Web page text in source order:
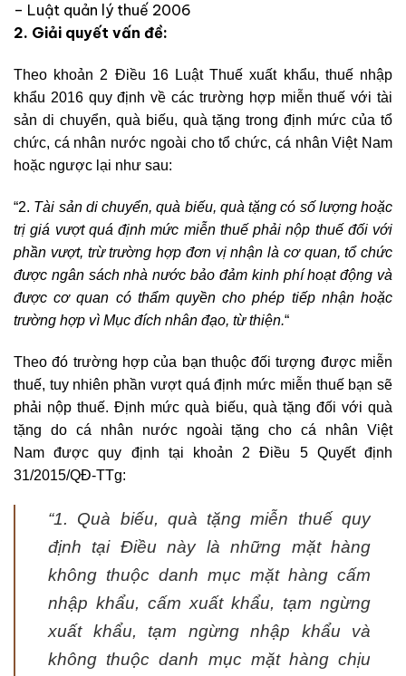
– Luật quản lý thuế 2006
2. Giải quyết vấn đề:
Theo khoản 2 Điều 16 Luật Thuế xuất khẩu, thuế nhập
khẩu 2016 quy định về các trường hợp miễn thuế với tài
sản di chuyển, quà biếu, quà tặng trong định mức của tổ
chức, cá nhân nước ngoài cho tổ chức, cá nhân Việt Nam
hoặc ngược lại như sau:
“2. Tài sản di chuyển, quà biếu, quà tặng có số lượng hoặc
trị giá vượt quá định mức miễn thuế phải nộp thuế đối với
phần vượt, trừ trường hợp đơn vị nhận là cơ quan, tổ chức
được ngân sách nhà nước bảo đảm kinh phí hoạt động và
được cơ quan có thẩm quyền cho phép tiếp nhận hoặc
trường hợp vì Mục đích nhân đạo, từ thiện.“
Theo đó trường hợp của bạn thuộc đối tượng được miễn
thuế, tuy nhiên phần vượt quá định mức miễn thuế bạn sẽ
phải nộp thuế. Định mức quà biếu, quà tặng đối với quà
tặng do cá nhân nước ngoài tặng cho cá nhân Việt
Nam được quy định tại khoản 2 Điều 5 Quyết định
31/2015/QĐ-TTg:
“1. Quà biếu, quà tặng miễn thuế quy
định tại Điều này là những mặt hàng
không thuộc danh mục mặt hàng cấm
nhập khẩu, cấm xuất khẩu, tạm ngừng
xuất khẩu, tạm ngừng nhập khẩu và
không thuộc danh mục mặt hàng chịu